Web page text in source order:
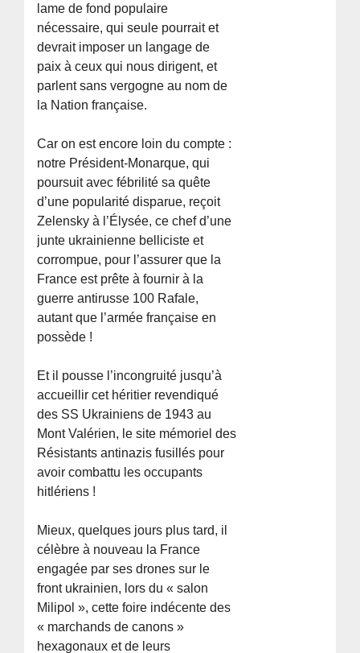
lame de fond populaire
nécessaire, qui seule pourrait et
devrait imposer un langage de
paix à ceux qui nous dirigent, et
parlent sans vergogne au nom de
la Nation française.
Car on est encore loin du compte :
notre Président-Monarque, qui
poursuit avec fébrilité sa quête
d’une popularité disparue, reçoit
Zelensky à l’Élysée, ce chef d’une
junte ukrainienne belliciste et
corrompue, pour l’assurer que la
France est prête à fournir à la
guerre antirusse 100 Rafale,
autant que l’armée française en
possède !
Et il pousse l’incongruité jusqu’à
accueillir cet héritier revendiqué
des SS Ukrainiens de 1943 au
Mont Valérien, le site mémoriel des
Résistants antinazis fusillés pour
avoir combattu les occupants
hitlériens !
Mieux, quelques jours plus tard, il
célèbre à nouveau la France
engagée par ses drones sur le
front ukrainien, lors du « salon
Milipol », cette foire indécente des
« marchands de canons »
hexagonaux et de leurs